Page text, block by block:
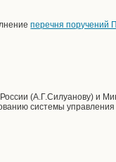
перечня поручений
(А.Г.Силуанову) и
системы